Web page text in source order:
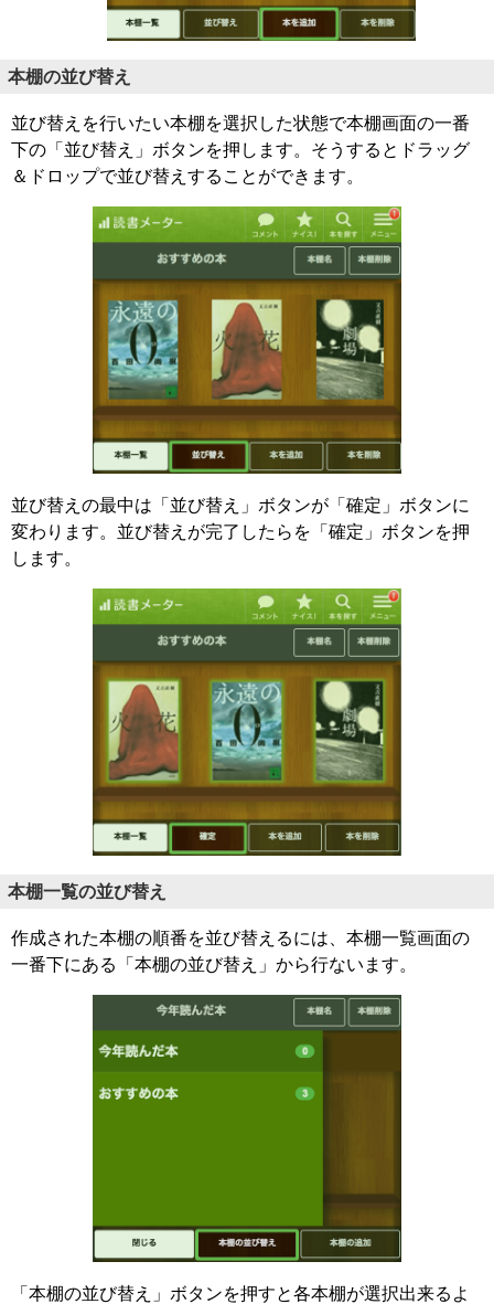
本棚の並び替え
並び替えを行いたい本棚を選択した状態で本棚画面の一番
下の「並び替え」ボタンを押します。そうするとドラッグ
＆ドロップで並び替えすることができます。
並び替えの最中は「並び替え」ボタンが「確定」ボタンに
変わります。並び替えが完了したらを「確定」ボタンを押
します。
本棚一覧の並び替え
作成された本棚の順番を並び替えるには、本棚一覧画面の
一番下にある「本棚の並び替え」から行ないます。
「本棚の並び替え」ボタンを押すと各本棚が選択出来るよ